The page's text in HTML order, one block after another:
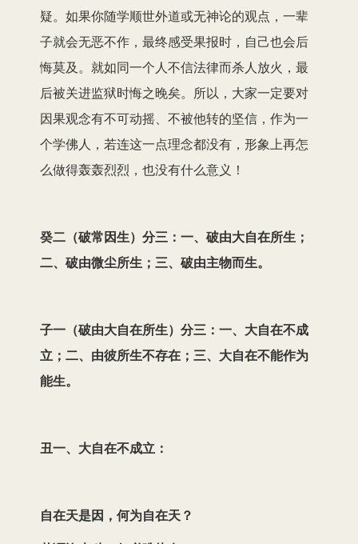
疑。如果你随学顺世外道或无神论的观点，一辈
子就会无恶不作，最终感受果报时，自己也会后
悔莫及。就如同一个人不信法律而杀人放火，最
后被关进监狱时悔之晚矣。所以，大家一定要对
因果观念有不可动摇、不被他转的坚信，作为一
个学佛人，若连这一点理念都没有，形象上再怎
么做得轰轰烈烈，也没有什么意义！
癸二（破常因生）分三：一、破由大自在所生；
二、破由微尘所生；三、破由主物而生。
子一（破由大自在所生）分三：一、大自在不成
立；二、由彼所生不存在；三、大自在不能作为
能生。
丑一、大自在不成立：
自在天是因，何为自在天？